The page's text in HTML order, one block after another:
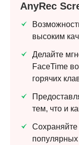
AnyRec
высоким
Делайте
FaceTime
горячих
тем, что и
Сохраняйте
популярных